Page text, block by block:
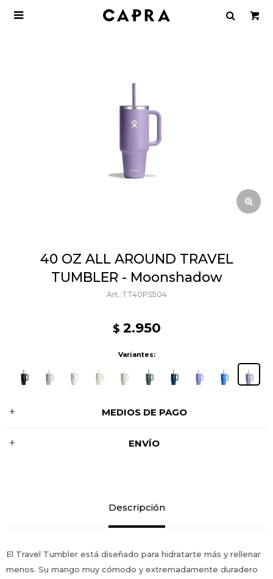

40 OZ ALL AROUND TRAVEL
TUMBLER - Moonshadow
TT40PS504
$ 2.950
Variantes:
MEDIOS DE PAGO
ENVÍO
Descripción
El Travel Tumbler está diseñado para hidratarte más y rellenar
menos. Su mango muy cómodo y extremadamente duradero